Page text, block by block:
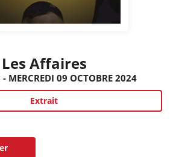
Les Affaires
MERCREDI 09 OCTOBRE 2024
Extrait